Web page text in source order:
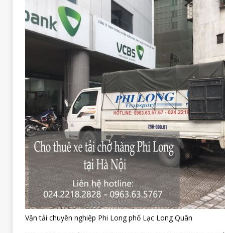
Vận tải chuyên nghiệp Phi Long phố Lạc Long Quân